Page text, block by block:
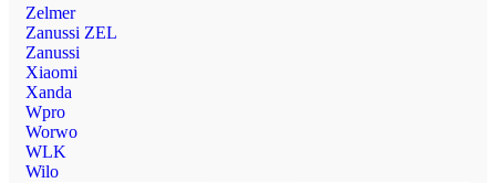
Zelmer
Zanussi ZEL
Zanussi
Xiaomi
Xanda
Wpro
Worwo
WLK
Wilo